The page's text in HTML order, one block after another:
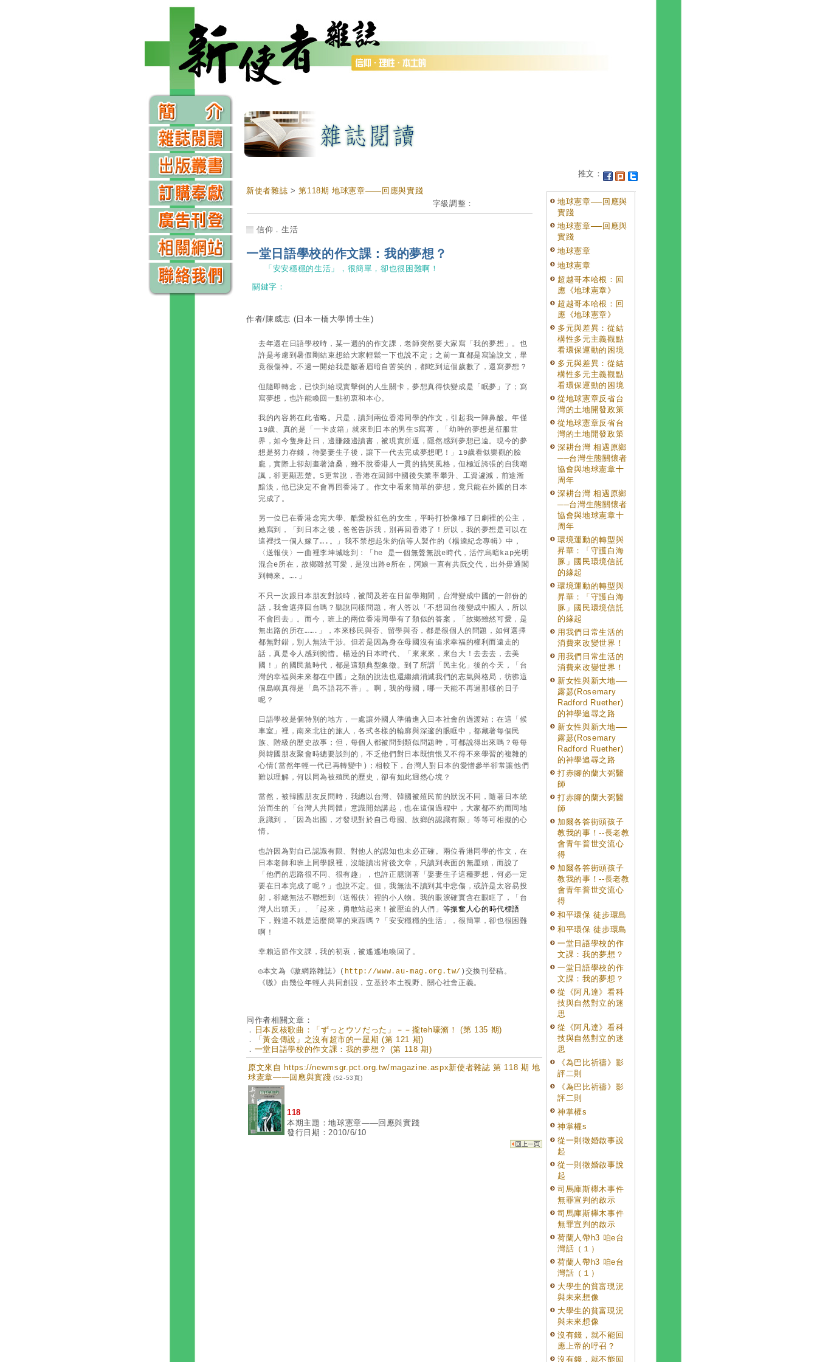
推文：
新使者雜誌 >第118期 地球憲章——回應與實踐
字級調整：
信仰．生活
一堂日語學校的作文課：我的夢想？
「安安穩穩的生活」，很簡單，卻也很困難啊！
關鍵字：
作者/陳威志 (日本一橋大學博士生)
去年還在日語學校時，某一週的的作文課，老師突然要大家寫「我的夢想」。也
許是考慮到暑假剛結束想給大家輕鬆一下也說不定；之前一直都是寫論說文，畢
竟很傷神。不過一開始我是皺著眉暗自苦笑的，都吃到這個歲數了，還寫夢想？
但隨即轉念，已快到給現實擊倒的人生關卡，夢想真得快變成是「眠夢」了；寫
寫夢想，也許能喚回一點初衷和本心。
我的內容將在此省略。只是，讀到兩位香港同學的作文，引起我一陣鼻酸。年僅
19歲、真的是「一卡皮箱」就來到日本的男生S寫著，「幼時的夢想是征服世
界，如今隻身赴日，邊賺錢邊讀書，被現實所逼，隱然感到夢想已遠。現今的夢
想是努力存錢，待娶妻生子後，讓下一代去完成夢想吧！」19歲看似樂觀的臉
龐，實際上卻刻畫著滄桑，雖不脫香港人一貫的搞笑風格，但極近誇張的自我嘲
諷，卻更顯悲楚。S更常說，香港在回歸中國後失業率攀升、工資遽減，前途漸
黯淡，他已決定不會再回香港了。作文中看來簡單的夢想，竟只能在外國的日本
完成了。
另一位已在香港念完大學、酷愛粉紅色的女生，平時打扮像極了日劇裡的公主，
她寫到，「到日本之後，爸爸告訴我，別再回香港了！所以，我的夢想是可以在
這裡找一個人嫁了….。」我不禁想起朱約信等人製作的《楊逵紀念專輯》中，
〈送報伕〉一曲裡李坤城唸到：「he 是一個無聲無說e時代，活佇烏暗kap光明
混合e所在，故鄉雖然可愛，是沒出路e所在，阿娘一直有共阮交代，出外毋通閣
到轉來。….」
不只一次跟日本朋友對談時，被問及若在日留學期間，台灣變成中國的一部份的
話，我會選擇回台嗎？聽說同樣問題，有人答以「不想回台後變成中國人，所以
不會回去」。而今，班上的兩位香港同學有了類似的答案，「故鄉雖然可愛，是
無出路的所在…….」，本來移民與否、留學與否，都是很個人的問題，如何選擇
都無對錯，別人無法干涉。但若是因為身在母國沒有追求幸福的權利而遠走的
話，真是令人感到惋惜。楊逵的日本時代、「來來來，來台大！去去去，去美
國！」的國民黨時代，都是這類典型象徵。到了所謂「民主化」後的今天，「台
灣的幸福與未來都在中國」之類的說法也還繼續消滅我們的志氣與格局，彷彿這
個島嶼真得是「鳥不語花不香」。啊，我的母國，哪一天能不再過那樣的日子
呢？
日語學校是個特別的地方，一處讓外國人準備進入日本社會的過渡站；在這「候
車室」裡，南來北往的旅人，各式各樣的輪廓與深邃的眼眶中，都藏著每個民
族、階級的歷史故事；但，每個人都被問到類似問題時，可都說得出來嗎？每每
與韓國朋友聚會時總要談到的，不乏他們對日本既憤恨又不得不來學習的複雜的
心情(當然年輕一代已再轉變中)；相較下，台灣人對日本的愛憎參半卻常讓他們
難以理解，何以同為被殖民的歷史，卻有如此迥然心境？
當然，被韓國朋友反問時，我總以台灣、韓國被殖民前的狀況不同，隨著日本統
治而生的「台灣人共同體」意識開始講起，也在這個過程中，大家都不約而同地
意識到，「因為出國，才發現對於自己母國、故鄉的認識有限」等等可相擬的心
情。
也許因為對自己認識有限、對他人的認知也未必正確。兩位香港同學的作文，在
日本老師和班上同學眼裡，沒能讀出背後文章，只讀到表面的無厘頭，而說了
「他們的思路很不同、很有趣」，也許正臆測著「娶妻生子這種夢想，何必一定
要在日本完成了呢？」也說不定。但，我無法不讀到其中悲傷，或許是太容易投
射，卻總無法不聯想到〈送報伕〉裡的小人物。我的眼淚確實含在眼眶了，「台
灣人出頭天」、「起來，勇敢站起來！被壓迫的人們」 等振奮人心的時代標語
下，難道不就是這麼簡單的東西嗎？「安安穩穩的生活」，很簡單，卻也很困難
啊！
幸賴這節作文課，我的初衷，被遙遙地喚回了。
◎本文為《嗷網路雜誌》( http://www.au-mag.org.tw/ )交換刊登稿。
《嗷》由幾位年輕人共同創設，立基於本土視野、關心社會正義。
同作者相關文章：
． 日本反核歌曲：「ずっとウソだった」－－攏teh嚎滫！ (第 135 期)
．
「黃金傳說」之沒有超市的一星期 (第 121 期)
． 一堂日語學校的作文課：我的夢想？ (第 118 期)
原文來自 https://newmsgr.pct.org.tw/magazine.aspx新使者雜誌 第 118 期 地
球憲章——回應與實踐 (52-53頁)
118
本期主題：地球憲章——回應與實踐
發行日期：2010/6/10
地球憲章──回應與
實踐
地球憲章──回應與
實踐
地球憲章
地球憲章
超越哥本哈根：回
應《地球憲章》
超越哥本哈根：回
應《地球憲章》
多元與差異：從結
構性多元主義觀點
看環保運動的困境
多元與差異：從結
構性多元主義觀點
看環保運動的困境
從地球憲章反省台
灣的土地開發政策
從地球憲章反省台
灣的土地開發政策
深耕台灣 相遇原鄉
──台灣生態關懷者
協會與地球憲章十
周年
深耕台灣 相遇原鄉
──台灣生態關懷者
協會與地球憲章十
周年
環境運動的轉型與
昇華：「守護白海
豚」國民環境信託
的緣起
環境運動的轉型與
昇華：「守護白海
豚」國民環境信託
的緣起
用我們日常生活的
消費來改變世界！
用我們日常生活的
消費來改變世界！
新女性與新大地──
露瑟(Rosemary
Radford Ruether)
的神學追尋之路
新女性與新大地──
露瑟(Rosemary
Radford Ruether)
的神學追尋之路
打赤腳的蘭大弼醫
師
打赤腳的蘭大弼醫
師
加爾各答街頭孩子
教我的事！--長老教
會青年普世交流心
得
加爾各答街頭孩子
教我的事！--長老教
會青年普世交流心
得
和平環保 徒步環島
和平環保 徒步環島
一堂日語學校的作
文課：我的夢想？
一堂日語學校的作
文課：我的夢想？
從《阿凡達》看科
技與自然對立的迷
思
從《阿凡達》看科
技與自然對立的迷
思
《為巴比祈禱》影
評二則
《為巴比祈禱》影
評二則
神掌權s
神掌權s
從一則徵婚啟事說
起
從一則徵婚啟事說
起
司馬庫斯櫸木事件
無罪宣判的啟示
司馬庫斯櫸木事件
無罪宣判的啟示
荷蘭人帶h3 咱e台
灣話（１）
荷蘭人帶h3 咱e台
灣話（１）
大學生的貧富現況
與未來想像
大學生的貧富現況
與未來想像
沒有錢，就不能回
應上帝的呼召？
沒有錢，就不能回